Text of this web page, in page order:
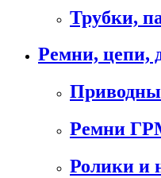
Трубки,
Ремни, цепи,
Ремни
Ролики и